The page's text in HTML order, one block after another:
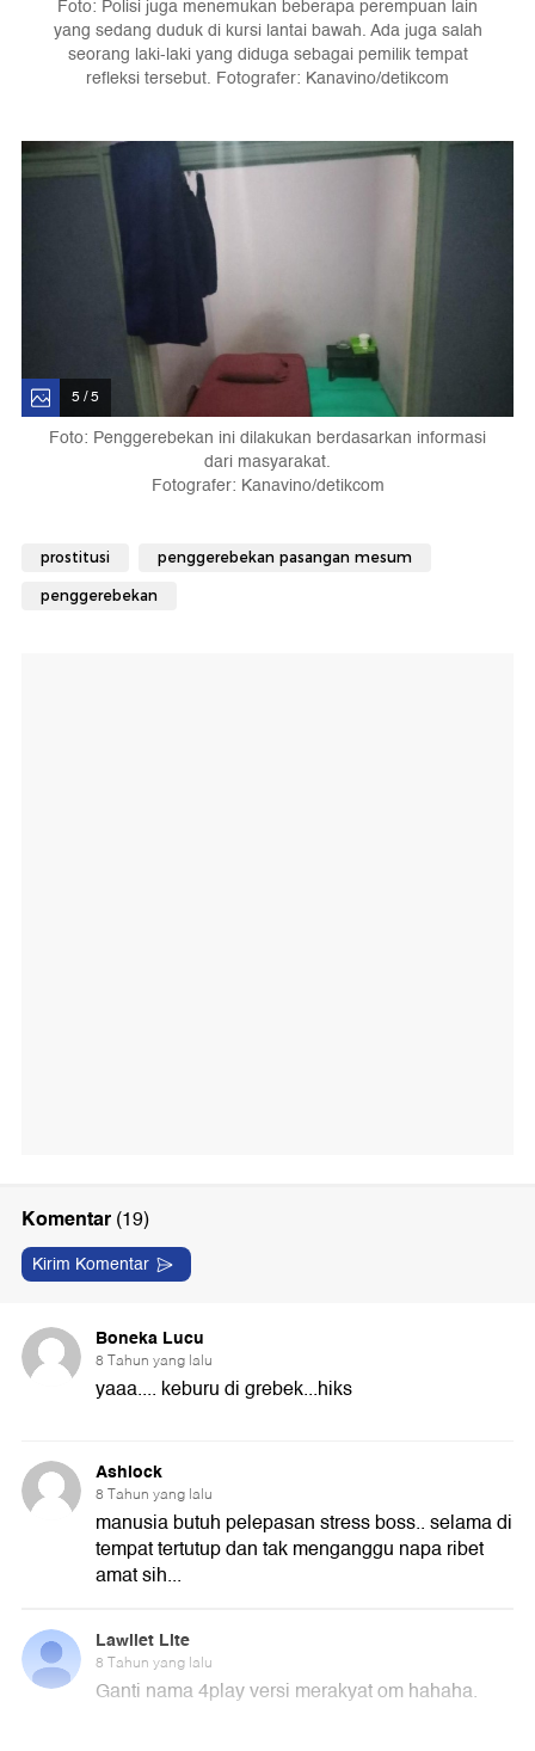
Foto: Polisi juga menemukan beberapa perempuan lain
yang sedang duduk di kursi lantai bawah. Ada juga salah
seorang laki-laki yang diduga sebagai pemilik tempat
refleksi tersebut. Fotografer: Kanavino/detikcom
5 / 5
Foto: Penggerebekan ini dilakukan berdasarkan informasi
dari masyarakat.
Fotografer: Kanavino/detikcom
prostitusi penggerebekan pasangan mesum
penggerebekan